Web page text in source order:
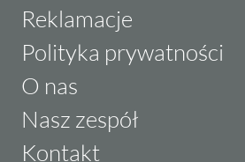
Reklamacje
Polityka prywatności
O nas
Nasz zespół
Kontakt